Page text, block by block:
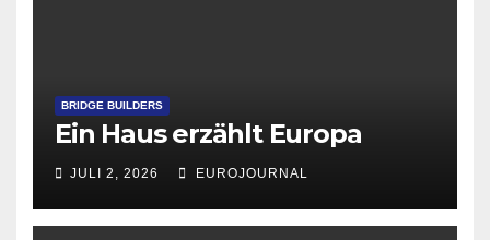
BRIDGE BUILDERS
Ein Haus erzählt Europa
JULI 2, 2026 EUROJOURNAL